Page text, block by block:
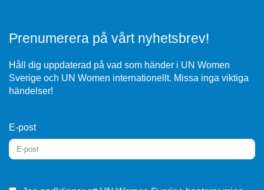
Prenumerera på vårt nyhetsbrev!
Håll dig uppdaterad på vad som händer i UN Women
Sverige och UN Women internationellt. Missa inga viktiga
händelser!
E-post